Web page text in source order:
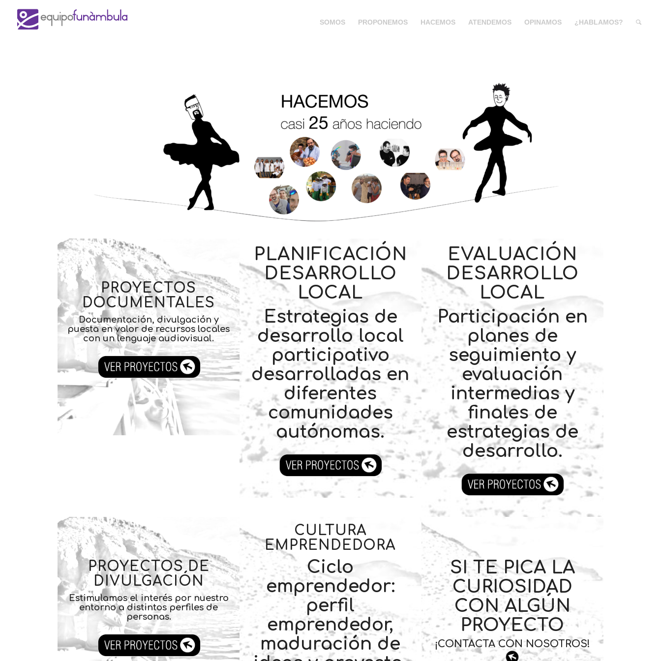
SOMOS PROPONEMOS HACEMOS ATENDEMOS OPINAMOS ¿HABLAMOS?
PROYECTOS
DOCUMENTALES
Documentación, divulgación y
puesta en valor de recursos locales
con un lenguaje audiovisual.
PLANIFICACIÓN
DESARROLLO
LOCAL
Estrategias de
desarrollo local
participativo
desarrolladas en
diferentes
comunidades
autónomas.
EVALUACIÓN
DESARROLLO
LOCAL
Participación en
planes de
seguimiento y
evaluación
intermedias y
finales de
estrategias de
desarrollo.
PROYECTOS DE
DIVULGACIÓN
Estimulamos el interés por nuestro
entorno a distintos perfiles de
personas.
CULTURA
EMPRENDEDORA
Ciclo
emprendedor:
perfil
emprendedor,
maduración de
SI TE PICA LA
CURIOSIDAD
CON ALGÚN
PROYECTO
¡CONTACTA CON NOSOTROS!